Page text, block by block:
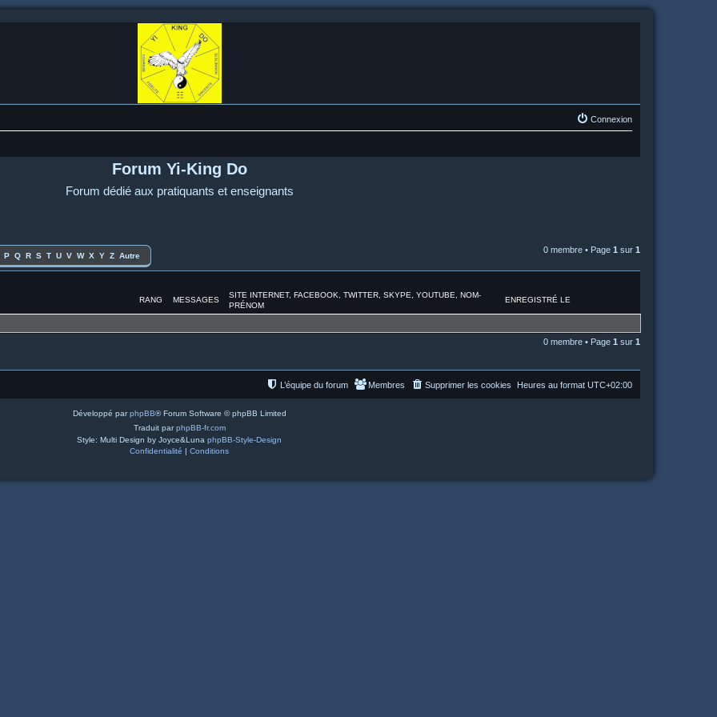
Connexion
Forum Yi-King Do
Forum dédié aux pratiquants et enseignants
P Q R S T U V W X Y Z Autre
0 membre • Page 1 sur 1
RANG MESSAGES
SITE INTERNET, FACEBOOK, TWITTER, SKYPE, YOUTUBE, NOM-
PRÉNOM
ENREGISTRÉ LE
0 membre • Page 1 sur 1
Heures au format UTC+02:00
Supprimer les cookies
Membres
L’équipe du forum
Développé parphpBB® Forum Software © phpBB Limited
Traduit parphpBB-fr.com
Style: Multi Design by Joyce&Luna phpBB-Style-Design
Confidentialité | Conditions